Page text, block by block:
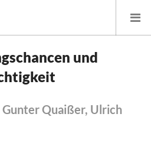
und Finanzpolitik
und
Quaißer, Ulrich